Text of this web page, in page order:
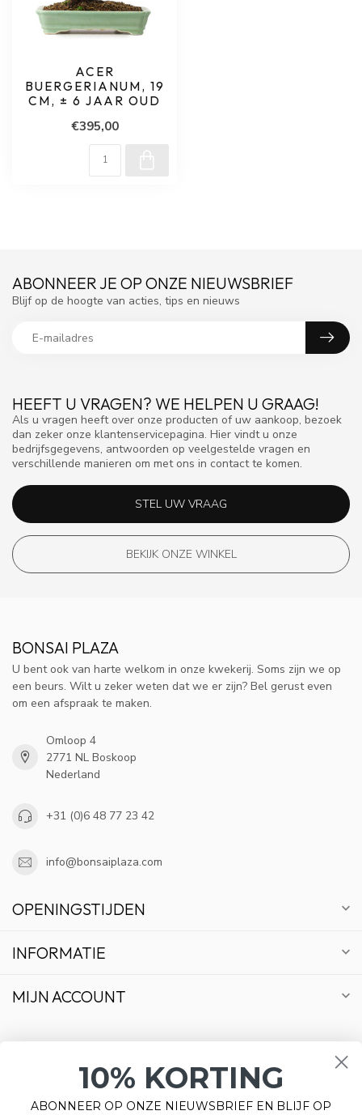
ACER
BUERGERIANUM, 19
CM, ± 6 JAAR OUD
€395,00
HEEFT U VRAGEN? WE HELPEN U GRAAG!
Als u vragen heeft over onze producten of uw aankoop, bezoek
dan zeker onze klantenservicepagina. Hier vindt u onze
bedrijfsgegevens, antwoorden op veelgestelde vragen en
verschillende manieren om met ons in contact te komen.
STEL UW VRAAG
BEKIJK ONZE WINKEL
ABONNEER JE OP ONZE NIEUWSBRIEF
Blijf op de hoogte van acties, tips en nieuws
BONSAI PLAZA
U bent ook van harte welkom in onze kwekerij. Soms zijn we op
een beurs. Wilt u zeker weten dat we er zijn? Bel gerust even
om een afspraak te maken.
Omloop 4
2771 NL Boskoop
Nederland
+31 (0)6 48 77 23 42
info@bonsaiplaza.com
OPENINGSTIJDEN
INFORMATIE
MIJN ACCOUNT
10% KORTING
ABONNEER OP ONZE NIEUWSBRIEF EN BLIJF OP